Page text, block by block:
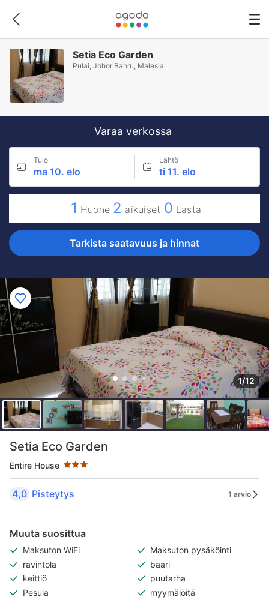
Setia Eco Garden
Pulai, Johor Bahru, Malesia
Varaa verkossa
Tulo
ma 10. elo
Lähtö
ti 11. elo
1 Huone 2 aikuiset 0 Lasta
Tarkista saatavuus ja hinnat
1/12
Setia Eco Garden
Entire House
Tähtiluokitus 3 tähteä
4,0 Pisteytys 1 arvio
Muuta suosittua
Maksuton WiFi
Maksuton pysäköinti
ravintola
baari
keittiö
puutarha
Pesula
myymälöitä